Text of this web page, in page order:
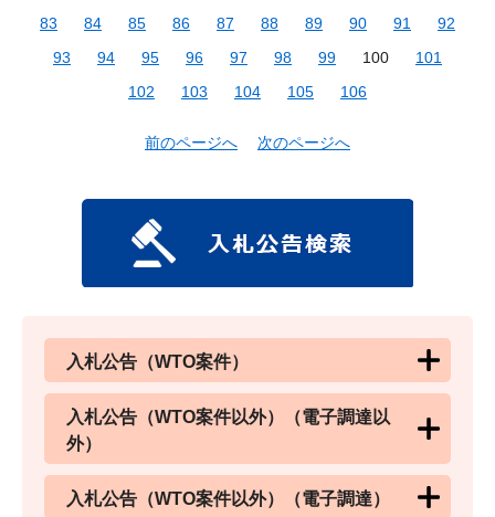
83
84 85 86 87 88 89 90 91
92
93
94 95 96 97 98 99 100
101
102
103 104 105 106
前のページへ 次のページへ
入札公告（WTO案件）
入札公告（WTO案件以外）（電子調達以
外）
入札公告（WTO案件以外）（電子調達）